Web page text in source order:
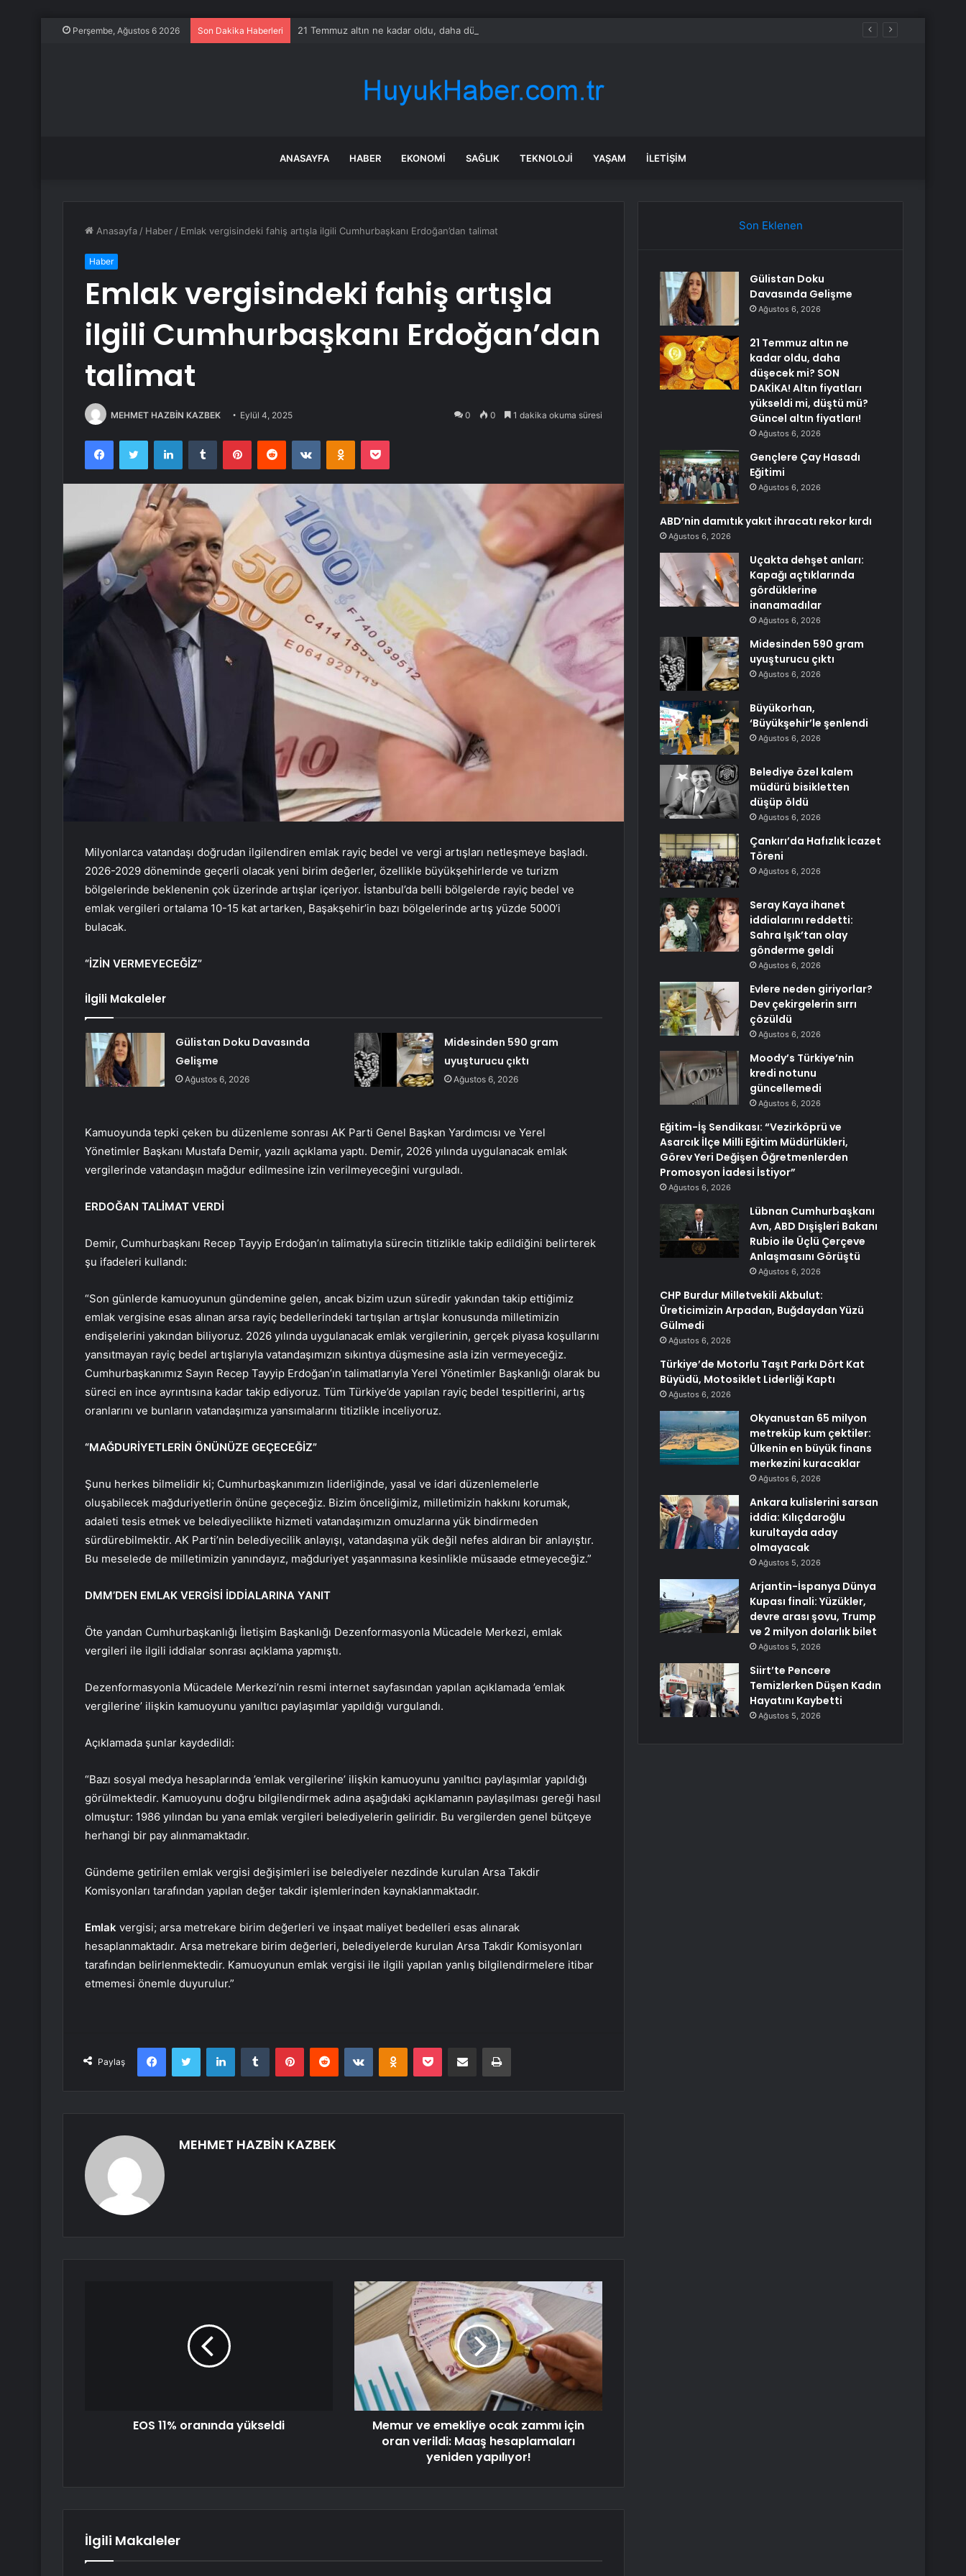
Perşembe, Ağustos 6 2026 Son Dakika Haberleri 21 Temmuz altın ne kadar oldu, daha düşecek mi? SON DAKİKA! Altın fiyatları yükseldi mi, düştü mü? Güncel altın fiyatları!
ANASAYFA HABER EKONOMI SAĞLIK TEKNOLOJI YAŞAM İLETIŞIM
Anasayfa / Haber / Emlak vergisindeki fahiş artışla ilgili Cumhurbaşkanı Erdoğan’dan talimat
Haber
Emlak vergisindeki fahiş artışla
ilgili Cumhurbaşkanı Erdoğan’dan
talimat
MEHMET HAZBİN KAZBEK Eylül 4, 2025 0 0 1 dakika okuma süresi
FacebookTwitter LinkedInTumblr PinterestReddit VKontakteOdnoklassniki
Pocket
Milyonlarca vatandaşı doğrudan ilgilendiren emlak rayiç bedel ve vergi artışları netleşmeye başladı.
2026-2029 döneminde geçerli olacak yeni birim değerler, özellikle büyükşehirlerde ve turizm
bölgelerinde beklenenin çok üzerinde artışlar içeriyor. İstanbul’da belli bölgelerde rayiç bedel ve
emlak vergileri ortalama 10-15 kat artarken, Başakşehir’in bazı bölgelerinde artış yüzde 5000’i
bulacak.
“İZİN VERMEYECEĞİZ”
İlgili Makaleler
Gülistan Doku Davasında
Gelişme
Ağustos 6, 2026
Midesinden 590 gram
uyuşturucu çıktı
Ağustos 6, 2026
Kamuoyunda tepki çeken bu düzenleme sonrası AK Parti Genel Başkan Yardımcısı ve Yerel
Yönetimler Başkanı Mustafa Demir, yazılı açıklama yaptı. Demir, 2026 yılında uygulanacak emlak
vergilerinde vatandaşın mağdur edilmesine izin verilmeyeceğini vurguladı.
ERDOĞAN TALİMAT VERDİ
Demir, Cumhurbaşkanı Recep Tayyip Erdoğan’ın talimatıyla sürecin titizlikle takip edildiğini belirterek
şu ifadeleri kullandı:
“Son günlerde kamuoyunun gündemine gelen, ancak bizim uzun süredir yakından takip ettiğimiz
emlak vergisine esas alınan arsa rayiç bedellerindeki tartışılan artışlar konusunda milletimizin
endişelerini yakından biliyoruz. 2026 yılında uygulanacak emlak vergilerinin, gerçek piyasa koşullarını
yansıtmayan rayiç bedel artışlarıyla vatandaşımızın sıkıntıya düşmesine asla izin vermeyeceğiz.
Cumhurbaşkanımız Sayın Recep Tayyip Erdoğan’ın talimatlarıyla Yerel Yönetimler Başkanlığı olarak bu
süreci en ince ayrıntısına kadar takip ediyoruz. Tüm Türkiye’de yapılan rayiç bedel tespitlerini, artış
oranlarını ve bunların vatandaşımıza yansımalarını titizlikle inceliyoruz.
“MAĞDURİYETLERİN ÖNÜNÜZE GEÇECEĞİZ”
Şunu herkes bilmelidir ki; Cumhurbaşkanımızın liderliğinde, yasal ve idari düzenlemelerle
oluşabilecek mağduriyetlerin önüne geçeceğiz. Bizim önceliğimiz, milletimizin hakkını korumak,
adaleti tesis etmek ve belediyecilikte hizmeti vatandaşımızın omuzlarına yük bindirmeden
sürdürebilmektir. AK Parti’nin belediyecilik anlayışı, vatandaşına yük değil nefes aldıran bir anlayıştır.
Bu meselede de milletimizin yanındayız, mağduriyet yaşanmasına kesinlikle müsaade etmeyeceğiz.”
DMM’DEN EMLAK VERGİSİ İDDİALARINA YANIT
Öte yandan Cumhurbaşkanlığı İletişim Başkanlığı Dezenformasyonla Mücadele Merkezi, emlak
vergileri ile ilgili iddialar sonrası açıklama yapmıştı.
Dezenformasyonla Mücadele Merkezi’nin resmi internet sayfasından yapılan açıklamada ’emlak
vergilerine’ ilişkin kamuoyunu yanıltıcı paylaşımlar yapıldığı vurgulandı.
Açıklamada şunlar kaydedildi:
“Bazı sosyal medya hesaplarında ’emlak vergilerine’ ilişkin kamuoyunu yanıltıcı paylaşımlar yapıldığı
görülmektedir. Kamuoyunu doğru bilgilendirmek adına aşağıdaki açıklamanın paylaşılması gereği hasıl
olmuştur: 1986 yılından bu yana emlak vergileri belediyelerin geliridir. Bu vergilerden genel bütçeye
herhangi bir pay alınmamaktadır.
Gündeme getirilen emlak vergisi değişimleri ise belediyeler nezdinde kurulan Arsa Takdir
Komisyonları tarafından yapılan değer takdir işlemlerinden kaynaklanmaktadır.
Emlak vergisi; arsa metrekare birim değerleri ve inşaat maliyet bedelleri esas alınarak
hesaplanmaktadır. Arsa metrekare birim değerleri, belediyelerde kurulan Arsa Takdir Komisyonları
tarafından belirlenmektedir. Kamuoyunun emlak vergisi ile ilgili yapılan yanlış bilgilendirmelere itibar
etmemesi önemle duyurulur.”
Paylaş
FacebookTwitter LinkedInTumblr PinterestReddit VKontakteOdnoklassniki
Pocket E-Posta ile paylaş Yazdır
MEHMET HAZBİN KAZBEK
EOS 11% oranında yükseldi
Memur ve emekliye ocak zammı için
oran verildi: Maaş hesaplamaları
yeniden yapılıyor!
İlgili Makaleler
Son Eklenen
Gülistan Doku
Davasında Gelişme
Ağustos 6, 2026
21 Temmuz altın ne
kadar oldu, daha
düşecek mi? SON
DAKİKA! Altın fiyatları
yükseldi mi, düştü mü?
Güncel altın fiyatları!
Ağustos 6, 2026
Gençlere Çay Hasadı
Eğitimi
Ağustos 6, 2026
ABD’nin damıtık yakıt ihracatı rekor kırdı
Ağustos 6, 2026
Uçakta dehşet anları:
Kapağı açtıklarında
gördüklerine
inanamadılar
Ağustos 6, 2026
Midesinden 590 gram
uyuşturucu çıktı
Ağustos 6, 2026
Büyükorhan,
‘Büyükşehir’le şenlendi
Ağustos 6, 2026
Belediye özel kalem
müdürü bisikletten
düşüp öldü
Ağustos 6, 2026
Çankırı’da Hafızlık İcazet
Töreni
Ağustos 6, 2026
Seray Kaya ihanet
iddialarını reddetti:
Sahra Işık’tan olay
gönderme geldi
Ağustos 6, 2026
Evlere neden giriyorlar?
Dev çekirgelerin sırrı
çözüldü
Ağustos 6, 2026
Moody’s Türkiye’nin
kredi notunu
güncellemedi
Ağustos 6, 2026
Eğitim-İş Sendikası: “Vezirköprü ve
Asarcık İlçe Milli Eğitim Müdürlükleri,
Görev Yeri Değişen Öğretmenlerden
Promosyon İadesi İstiyor”
Ağustos 6, 2026
Lübnan Cumhurbaşkanı
Avn, ABD Dışişleri Bakanı
Rubio ile Üçlü Çerçeve
Anlaşmasını Görüştü
Ağustos 6, 2026
CHP Burdur Milletvekili Akbulut:
Üreticimizin Arpadan, Buğdaydan Yüzü
Gülmedi
Ağustos 6, 2026
Türkiye’de Motorlu Taşıt Parkı Dört Kat
Büyüdü, Motosiklet Liderliği Kaptı
Ağustos 6, 2026
Okyanustan 65 milyon
metreküp kum çektiler:
Ülkenin en büyük finans
merkezini kuracaklar
Ağustos 6, 2026
Ankara kulislerini sarsan
iddia: Kılıçdaroğlu
kurultayda aday
olmayacak
Ağustos 5, 2026
Arjantin-İspanya Dünya
Kupası finali: Yüzükler,
devre arası şovu, Trump
ve 2 milyon dolarlık bilet
Ağustos 5, 2026
Siirt’te Pencere
Temizlerken Düşen Kadın
Hayatını Kaybetti
Ağustos 5, 2026